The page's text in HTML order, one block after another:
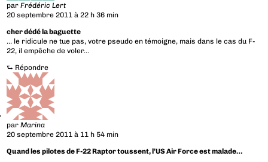
parFrédéric Lert
20 septembre 2011 à 22 h 36 min
cher dédé la baguette
… le ridicule ne tue pas, votre pseudo en témoigne, mais dans le cas du F-
22, il empêche de voler…
⮑ Répondre
parMarina
20 septembre 2011 à 11 h 54 min
Quand les pilotes de F-22 Raptor toussent, l’US Air Force est malade…